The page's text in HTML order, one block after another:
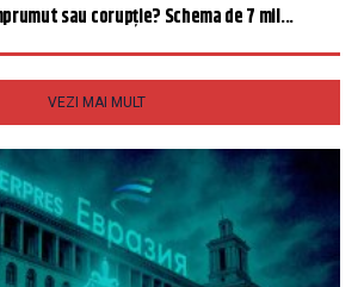
sau corupție? Schema de 7 mil...
VEZI MAI MULT